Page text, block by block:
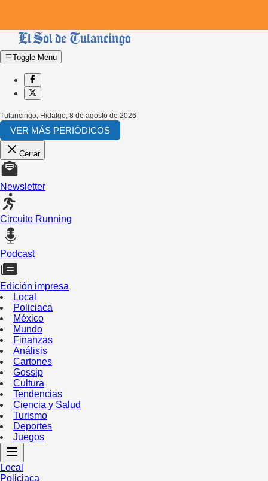
Toggle Menu
Tulancingo, Hidalgo, 8 de agosto de 2026
VER MÁS PERIÓDICOS
Cerrar
Newsletter
Circuito Running
Podcast
Edición impresa
Local
Policiaca
México
Mundo
Finanzas
Análisis
Cartones
Gossip
Cultura
Tendencias
Ciencia y Salud
Turismo
Deportes
Juegos
Local
Policiaca